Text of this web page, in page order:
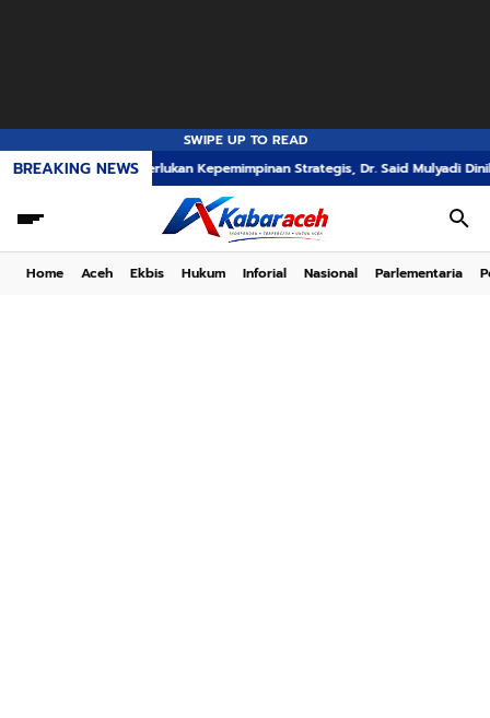
SWIPE UP TO READ
BREAKING NEWS
Memerlukan Kepemimpinan Strategis, Dr. Said Mulyadi Dinilai Memenuhi
Home Aceh Ekbis Hukum Inforial Nasional Parlementaria